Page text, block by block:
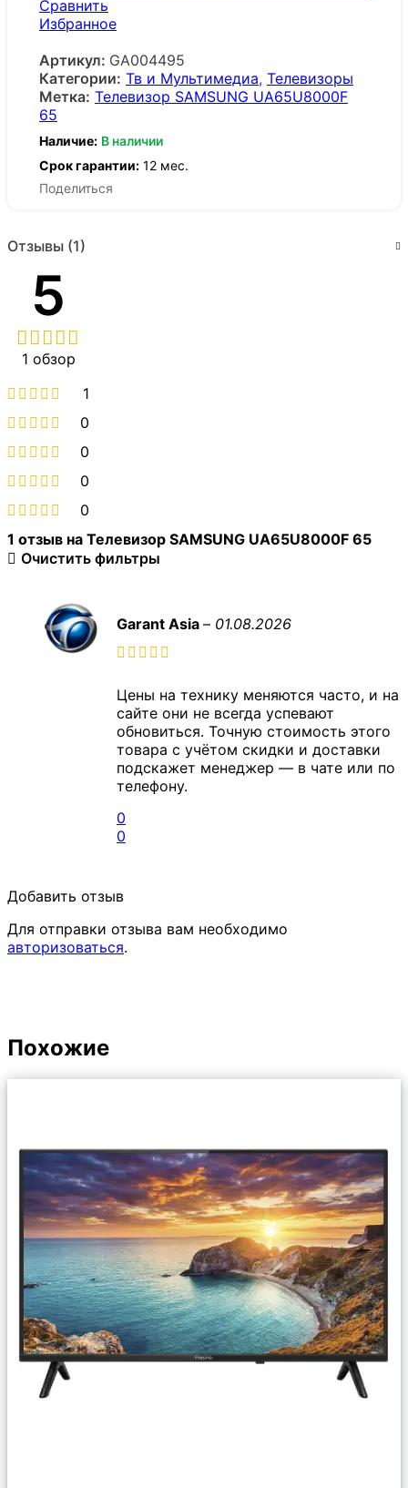
Сравнить
Избранное
Артикул: GA004495
Категории: Тв и Мультимедиа, Телевизоры
Метка: Телевизор SAMSUNG UA65U8000F
65
Наличие: В наличии
Срок гарантии: 12 мес.
Поделиться
Отзывы (1)
5
1 обзор
1
0
0
0
0
1 отзыв на Телевизор SAMSUNG UA65U8000F 65
Очистить фильтры
Garant Asia – 01.08.2026
Цены на технику меняются часто, и на
сайте они не всегда успевают
обновиться. Точную стоимость этого
товара с учётом скидки и доставки
подскажет менеджер — в чате или по
телефону.
0
0
Добавить отзыв
Для отправки отзыва вам необходимо
авторизоваться.
Похожие